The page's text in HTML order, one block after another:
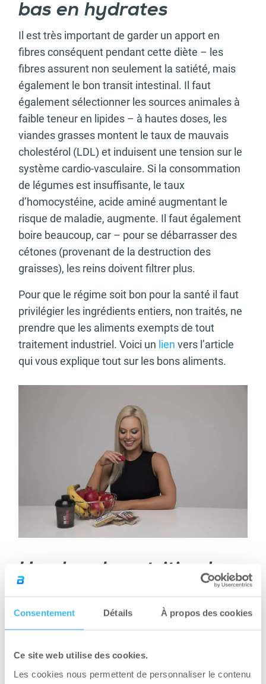
Consentement Détails À propos des cookies
Ce site web utilise des cookies.
Les cookies nous permettent de personnaliser le contenu
bas en hydrates
Il est très important de garder un apport en
fibres conséquent pendant cette diète – les
fibres assurent non seulement la satiété, mais
également le bon transit intestinal. Il faut
également sélectionner les sources animales à
faible teneur en lipides – à hautes doses, les
viandes grasses montent le taux de mauvais
cholestérol (LDL) et induisent une tension sur le
système cardio-vasculaire. Si la consommation
de légumes est insuffisante, le taux
d’homocystéine, acide aminé augmentant le
risque de maladie, augmente. Il faut également
boire beaucoup, car – pour se débarrasser des
cétones (provenant de la destruction des
graisses), les reins doivent filtrer plus.
Pour que le régime soit bon pour la santé il faut
privilégier les ingrédients entiers, non traités, ne
prendre que les aliments exempts de tout
traitement industriel. Voici un lien vers l’article
qui vous explique tout sur les bons aliments.
Un plan de nutrition bas
en glucides sur 7 jours
Voici un plan de nutrition sur une semaine qui
cette fameuse diète.